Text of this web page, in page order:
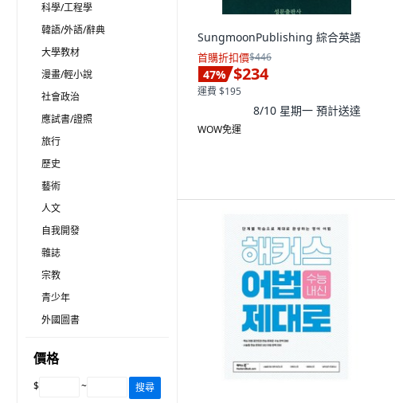
科學/工程學
韓語/外語/辭典
大學教材
漫畫/輕小說
社會政治
應試書/證照
旅行
歷史
藝術
人文
自我開發
雜誌
宗教
青少年
外國圖書
價格
$ ~ 搜尋
SungmoonPublishing 綜合英語
首購折扣價$446
47% $234
運費 $195
8/10 星期一 預計送達
WOW免運